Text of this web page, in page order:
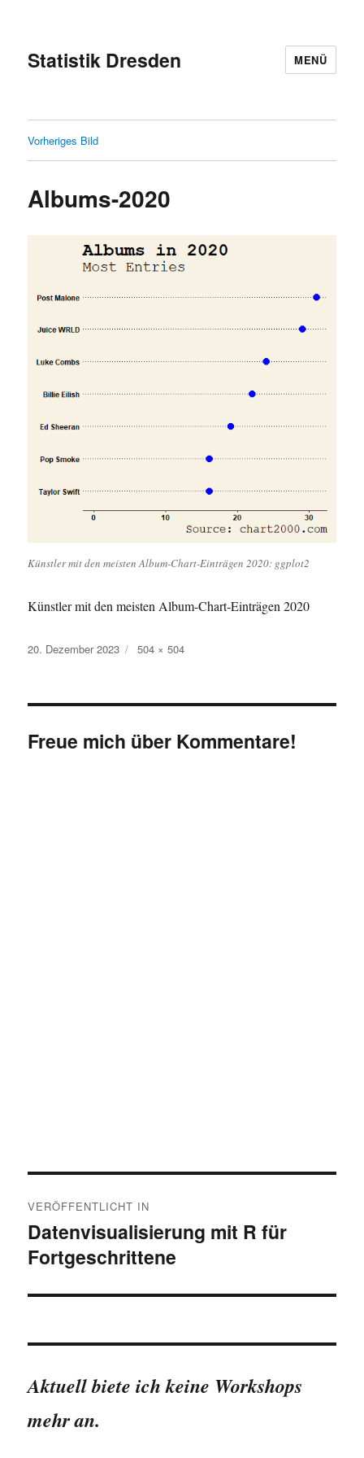
Statistik Dresden MENÜ
Vorheriges Bild
Albums-2020
Künstler mit den meisten Album-Chart-Einträgen 2020: ggplot2
Künstler mit den meisten Album-Chart-Einträgen 2020
Veröffentlicht
20. Dezember 2023 Originalgröße
504 × 504
Freue mich über Kommentare!
VERÖFFENTLICHT IN
Datenvisualisierung mit R für
Fortgeschrittene
Aktuell biete ich keine Workshops
mehr an.